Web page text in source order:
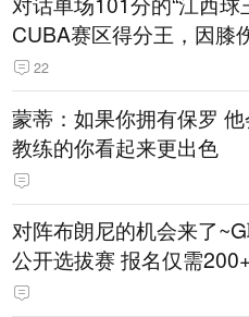
CUBA赛区得分王，因膝
A选秀
22
蒙蒂：如果你拥有保罗
教练的你看起来更出色
对阵布朗尼的机会来了
公开选拔赛 报名仅需